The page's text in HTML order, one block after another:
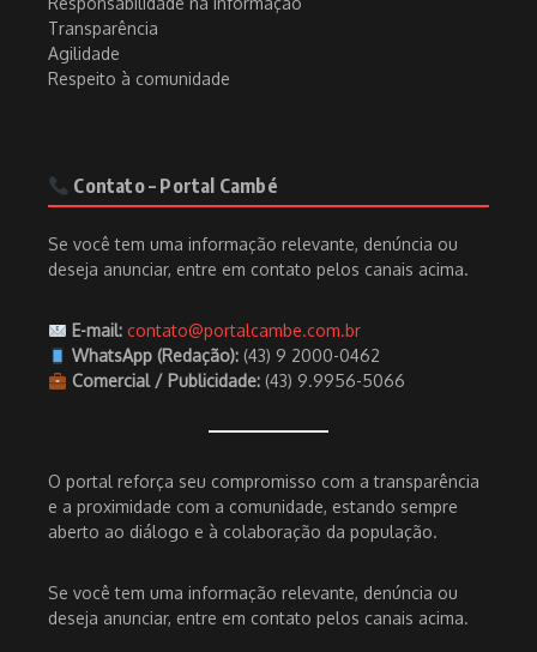
Transparência
Agilidade
Respeito à comunidade
Contato – Portal Cambé
Se você tem uma informação relevante, denúncia ou
deseja anunciar, entre em contato pelos canais acima.
E-mail: contato@portalcambe.com.br
WhatsApp (Redação):(43) 9 2000-0462
Comercial / Publicidade:(43) 9.9956-5066
O portal reforça seu compromisso com a transparência
e a proximidade com a comunidade, estando sempre
aberto ao diálogo e à colaboração da população.
Se você tem uma informação relevante, denúncia ou
deseja anunciar, entre em contato pelos canais acima.